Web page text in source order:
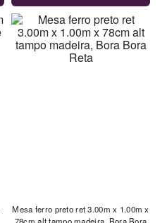
Mesa ferro preto ret 3.00m x 1.00m x